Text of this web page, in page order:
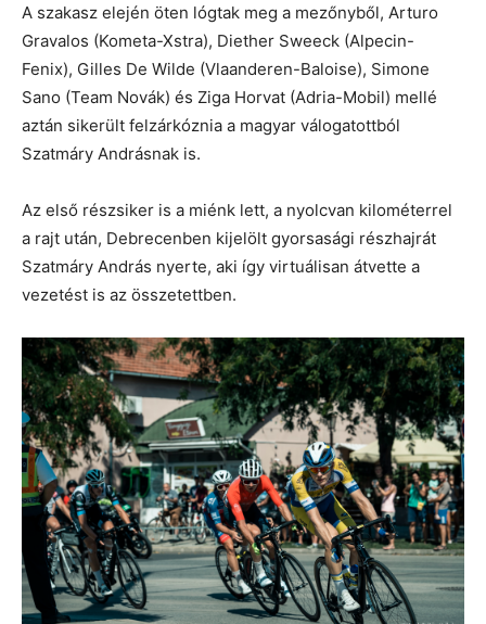
A szakasz elején öten lógtak meg a mezőnyből, Arturo
Gravalos (Kometa-Xstra), Diether Sweeck (Alpecin-
Fenix), Gilles De Wilde (Vlaanderen-Baloise), Simone
Sano (Team Novák) és Ziga Horvat (Adria-Mobil) mellé
aztán sikerült felzárkóznia a magyar válogatottból
Szatmáry Andrásnak is.
Az első részsiker is a miénk lett, a nyolcvan kilométerrel
a rajt után, Debrecenben kijelölt gyorsasági részhajrát
Szatmáry András nyerte, aki így virtuálisan átvette a
vezetést is az összetettben.